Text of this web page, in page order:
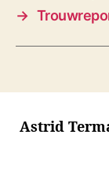
→
Astrid